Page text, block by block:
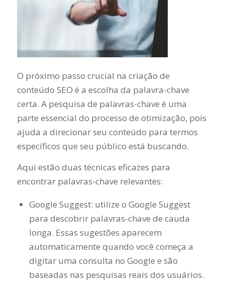
O próximo passo crucial na criação de
conteúdo SEO é a escolha da palavra-chave
certa. A pesquisa de palavras-chave é uma
parte essencial do processo de otimização, pois
ajuda a direcionar seu conteúdo para termos
específicos que seu público está buscando.
Aqui estão duas técnicas eficazes para
encontrar palavras-chave relevantes:
Google Suggest: utilize o Google Suggest
para descobrir palavras-chave de cauda
longa. Essas sugestões aparecem
automaticamente quando você começa a
digitar uma consulta no Google e são
baseadas nas pesquisas reais dos usuários.